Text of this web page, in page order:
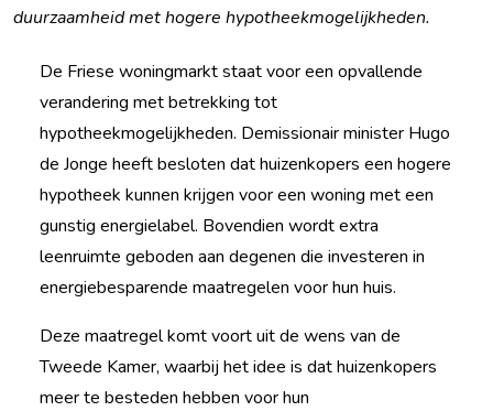
duurzaamheid met hogere hypotheekmogelijkheden.
De Friese woningmarkt staat voor een opvallende
verandering met betrekking tot
hypotheekmogelijkheden. Demissionair minister Hugo
de Jonge heeft besloten dat huizenkopers een hogere
hypotheek kunnen krijgen voor een woning met een
gunstig energielabel. Bovendien wordt extra
leenruimte geboden aan degenen die investeren in
energiebesparende maatregelen voor hun huis.
Deze maatregel komt voort uit de wens van de
Tweede Kamer, waarbij het idee is dat huizenkopers
meer te besteden hebben voor hun